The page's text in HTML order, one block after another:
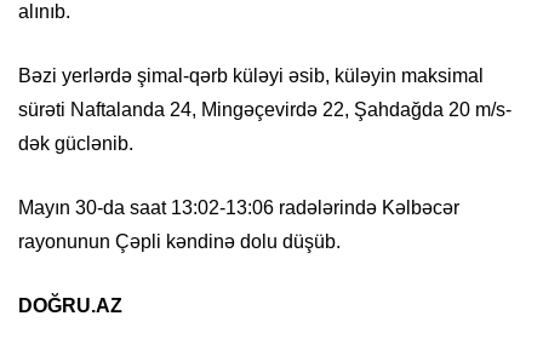
alınıb.
Bəzi yerlərdə şimal-qərb küləyi əsib, küləyin maksimal
sürəti Naftalanda 24, Mingəçevirdə 22, Şahdağda 20 m/s-
dək güclənib.
Mayın 30-da saat 13:02-13:06 radələrində Kəlbəcər
rayonunun Çəpli kəndinə dolu düşüb.
DOĞRU.AZ